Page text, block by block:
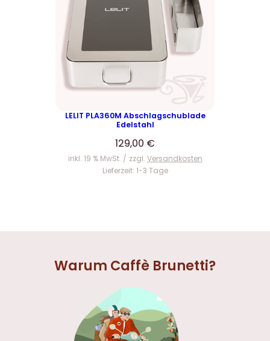
LELIT PLA360M Abschlagschublade
Edelstahl
129,00 €
inkl. 19 % MwSt. zzgl. Versandkosten
Lieferzeit: 1-3 Tage
Warum Caffè Brunetti?